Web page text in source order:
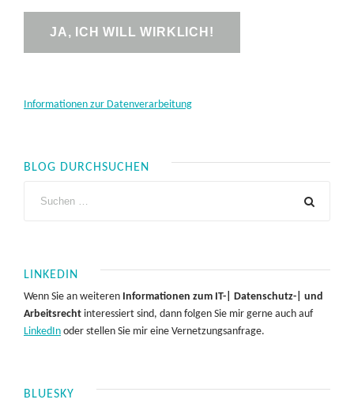
Informationen zur Datenverarbeitung
BLOG DURCHSUCHEN
LINKEDIN
Wenn Sie an weiteren Informationen zum IT-| Datenschutz-| und
Arbeitsrecht interessiert sind, dann folgen Sie mir gerne auch auf
LinkedIn oder stellen Sie mir eine Vernetzungsanfrage.
BLUESKY